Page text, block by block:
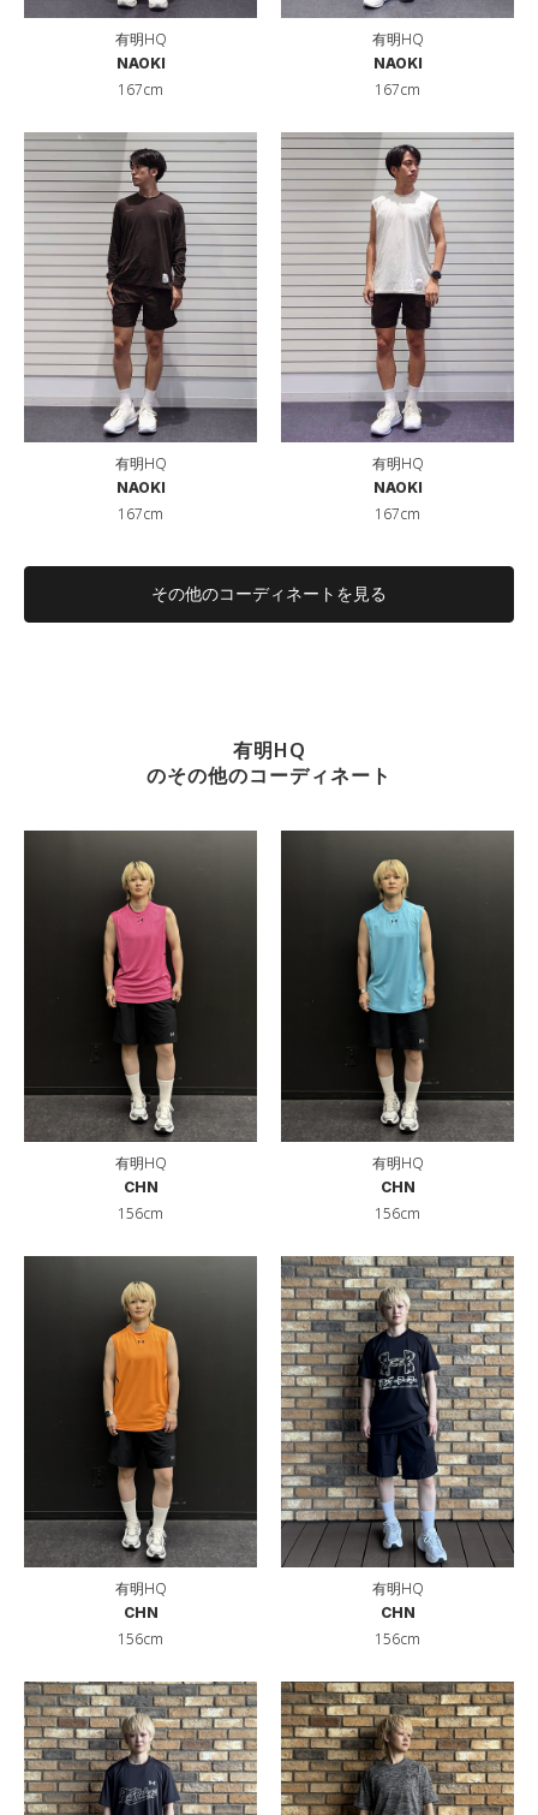
有明HQ
NAOKI
167cm
有明HQ
NAOKI
167cm
有明HQ
NAOKI
167cm
有明HQ
NAOKI
167cm
その他のコーディネートを見る
有明HQ
のその他のコーディネート
有明HQ
CHN
156cm
有明HQ
CHN
156cm
有明HQ
CHN
156cm
有明HQ
CHN
156cm